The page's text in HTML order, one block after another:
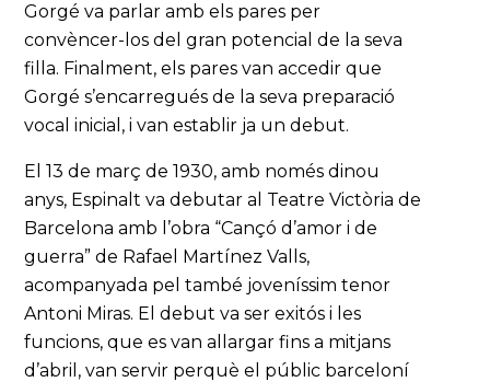
Gorgé va parlar amb els pares per
convèncer-los del gran potencial de la seva
filla. Finalment, els pares van accedir que
Gorgé s’encarregués de la seva preparació
vocal inicial, i van establir ja un debut.
El 13 de març de 1930, amb només dinou
anys, Espinalt va debutar al Teatre Victòria de
Barcelona amb l’obra “Cançó d’amor i de
guerra” de Rafael Martínez Valls,
acompanyada pel també joveníssim tenor
Antoni Miras. El debut va ser exitós i les
funcions, que es van allargar fins a mitjans
d’abril, van servir perquè el públic barceloní